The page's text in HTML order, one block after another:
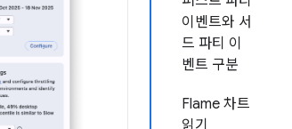
이벤트와 서
드 파티 이
벤트 구분
Flame 차트
읽기